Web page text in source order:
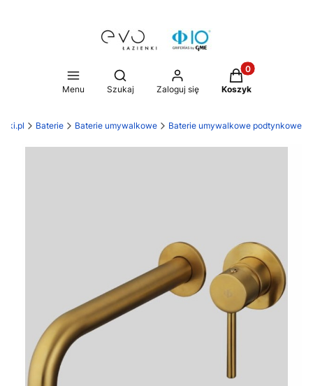
Menu
Otwórz wyszukiwarkę
Szukaj Zaloguj się
Produkty w
Koszyk
Baterie Baterie umywalkowe Baterie umywalkowe podtynkowe